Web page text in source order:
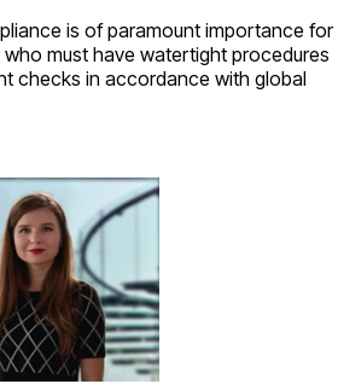
is of paramount importance for
must have watertight procedures
checks in accordance with global